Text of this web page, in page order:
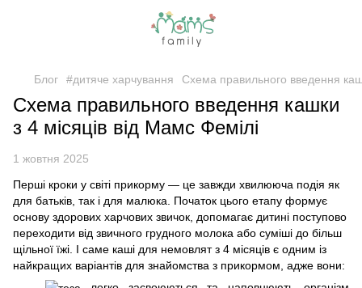
Блог #дитяче харчування Схема правильного введення
Схема правильного введення кашки
з 4 місяців від Мамс Фемілі
1 жовтня 2025
Перші кроки у світі прикорму — це завжди хвилююча подія як
для батьків, так і для малюка. Початок цього етапу формує
основу здорових харчових звичок, допомагає дитині поступово
переходити від звичного грудного молока або суміші до більш
щільної їжі. І саме каші для немовлят з 4 місяців є одним із
найкращих варіантів для знайомства з прикормом, адже вони: